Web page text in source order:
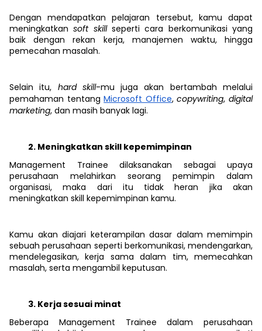
Dengan mendapatkan pelajaran tersebut, kamu dapat
meningkatkansoft skillseperti cara berkomunikasi yang
baik dengan rekan kerja, manajemen waktu, hingga
pemecahan masalah.
Selain itu, hard skill-mu juga akan bertambah melalui
pemahaman tentangMicrosoft Office,copywriting,digital
marketing, dan masih banyak lagi.
Meningkatkan skill kepemimpinan
Management Trainee
dilaksanakan sebagai upaya
perusahaan melahirkan seorang pemimpin dalam
organisasi, maka dari itu tidak heran jika akan
meningkatkan skill kepemimpinan kamu.
Kamu akan diajari keterampilan dasar dalam memimpin
sebuah perusahaan seperti berkomunikasi, mendengarkan,
mendelegasikan, kerja sama dalam tim, memecahkan
masalah, serta mengambil keputusan.
Kerja sesuai minat
Beberapa Management Trainee dalam perusahaan